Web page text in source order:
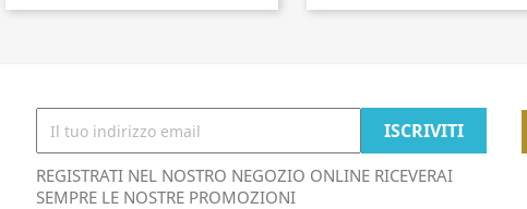
REGISTRATI NEL NOSTRO NEGOZIO ONLINE RICEVERAI
SEMPRE LE NOSTRE PROMOZIONI